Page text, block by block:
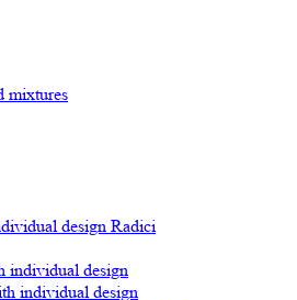
mixtures
design Radici
individual design
individual design